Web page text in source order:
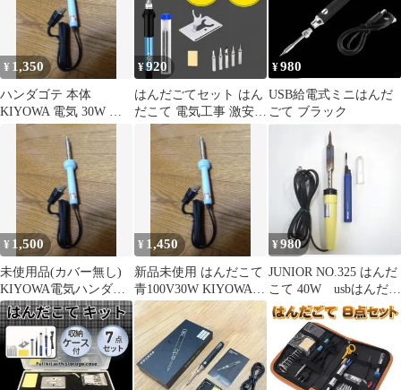
¥ 1,350
ハンダゴテ 本体
KIYOWA 電気 30W 約
330℃〜360℃
¥920
はんだごてセット はん
だこて 電気工事 激安
工具 DIY 激安 溶接
¥980
USB給電式ミニはんだ
ごて ブラック
¥ 1,500
未使用品(カバー無し)
KIYOWA電気ハンダご
て30W 約330℃〜360℃
¥ 1,450
新品未使用 はんだこて
青100V30W KIYOWA温
度 約330℃〜360℃
¥980
JUNIOR NO.325 はんだ
こて 40W usbはんだこ
て